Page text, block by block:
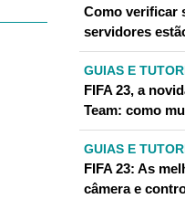
Como verificar
servidores
GUIAS E
FIFA 23, a
Team: como
GUIAS E
FIFA 23: As
câmera e